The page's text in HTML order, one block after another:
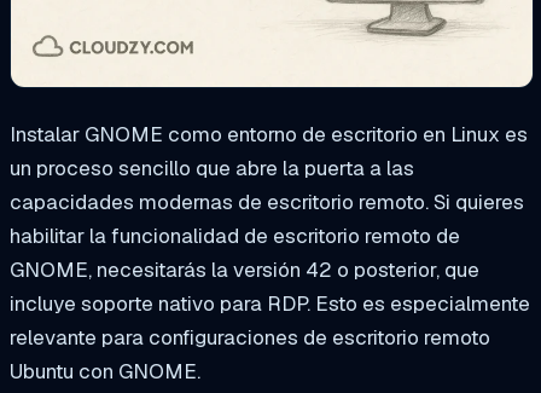
Instalar GNOME como entorno de escritorio en Linux es
un proceso sencillo que abre la puerta a las
capacidades modernas de escritorio remoto. Si quieres
habilitar la funcionalidad de escritorio remoto de
GNOME, necesitarás la versión 42 o posterior, que
incluye soporte nativo para RDP. Esto es especialmente
relevante para configuraciones de escritorio remoto
Ubuntu con GNOME.